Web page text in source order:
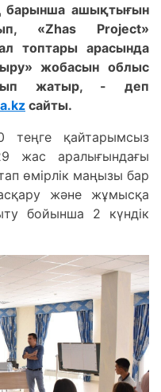
барынша ашықтығын
«Zhas Project»
топтары арасында
жобасын облыс
жатыр, - деп
сайты.
қайтарымсыз
жас аралығындағы
өмірлік маңызы бар
және жұмысқа
бойынша 2 күндік